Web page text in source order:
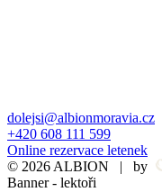
dolejsi@albionmoravia.cz
+420 608 111 599
Online rezervace letenek
© 2026 ALBION | by
Banner - lektoři